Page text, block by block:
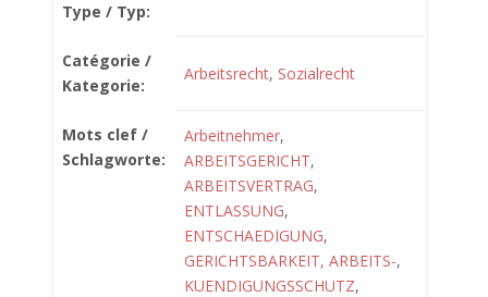
Type / Typ:
Catégorie /
Kategorie:
Arbeitsrecht, Sozialrecht
Mots clef /
Schlagworte:
Arbeitnehmer,
ARBEITSGERICHT,
ARBEITSVERTRAG,
ENTLASSUNG,
ENTSCHAEDIGUNG,
GERICHTSBARKEIT, ARBEITS-,
KUENDIGUNGSSCHUTZ,